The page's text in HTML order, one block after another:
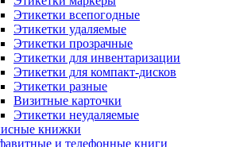
Этикетки всепогодные
Этикетки удаляемые
Этикетки прозрачные
Этикетки для инвентаризации
Этикетки для компакт-дисков
Этикетки разные
Визитные карточки
Этикетки неудаляемые
книжки
и телефонные книги